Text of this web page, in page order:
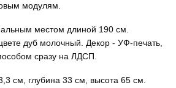
модулям.
местом длиной 190 см.
дуб молочный. Декор - УФ-печать,
сразу на ЛДСП.
см, глубина 33 см, высота 65 см